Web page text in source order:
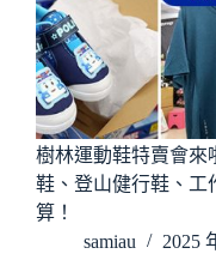
樹林運動鞋特賣會來
鞋、登山健行鞋、工
算！
samiau
2025